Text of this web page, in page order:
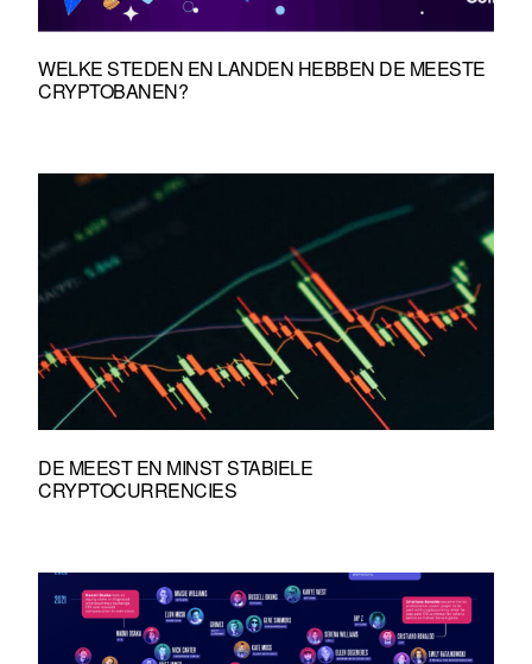
WELKE STEDEN EN LANDEN HEBBEN DE MEESTE
CRYPTOBANEN?
DE MEEST EN MINST STABIELE
CRYPTOCURRENCIES